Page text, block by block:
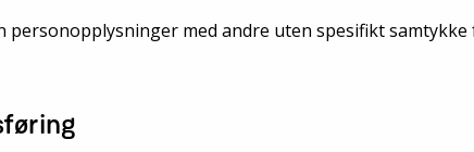
personopplysninger med andre uten spesifikt samtykke